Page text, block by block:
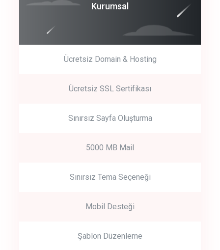
Get Started
Start by trying our service for 30 days free trial no credit card
Kurumsal
Ücretsiz Domain & Hosting
Ücretsiz SSL Sertifikası
Sınırsız Sayfa Oluşturma
5000 MB Mail
Sınırsız Tema Seçeneği
Mobil Desteği
Şablon Düzenleme
Coroprate